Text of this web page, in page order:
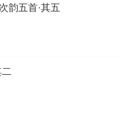
韵五首·其五